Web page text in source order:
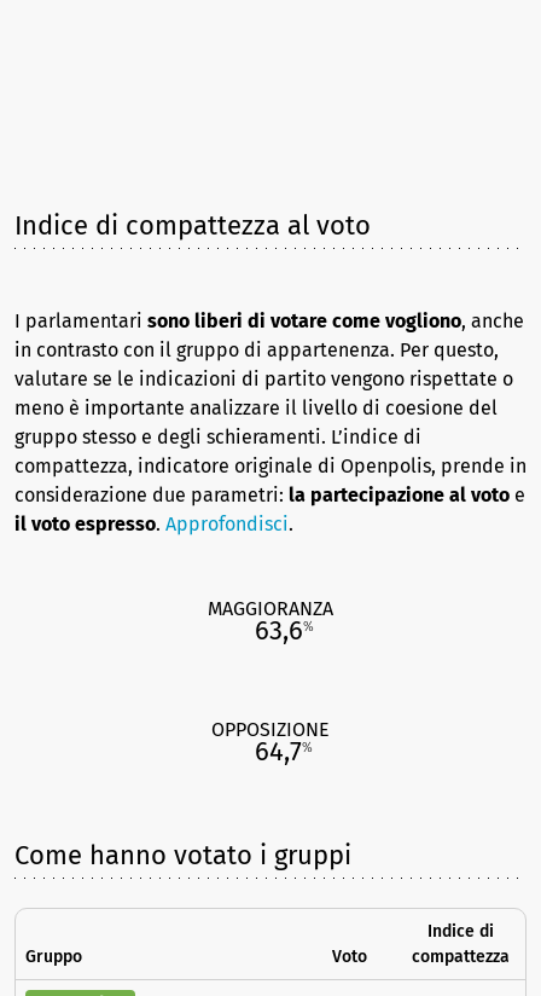
Indice di compattezza al voto
I parlamentari sono liberi di votare come vogliono, anche
in contrasto con il gruppo di appartenenza. Per questo,
valutare se le indicazioni di partito vengono rispettate o
meno è importante analizzare il livello di coesione del
gruppo stesso e degli schieramenti. L’indice di
compattezza, indicatore originale di Openpolis, prende in
considerazione due parametri: la partecipazione al voto e
il voto espresso. Approfondisci.
MAGGIORANZA
63,6%
OPPOSIZIONE
64,7%
Come hanno votato i gruppi
Gruppo Voto
Indice di
compattezza